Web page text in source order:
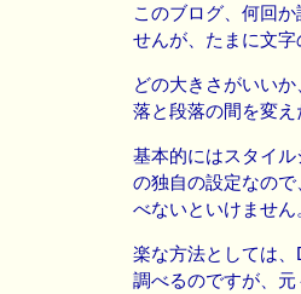
このブログ、何回
せんが、たまに文字
どの大きさがいい
落と段落の間を変え
基本的にはスタイ
の独自の設定なの
べないといけません
楽な方法としては
調べるのですが、